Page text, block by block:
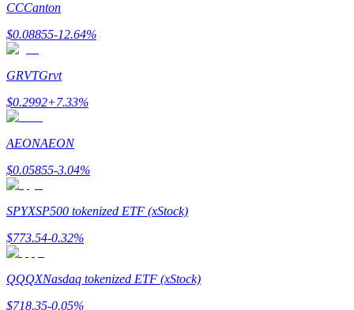
Mitra Bitrue
Afiliasi Bitrue
Hingga 65% Komisi!
CCCanton
$0.08855-12.64%
GRVTGrvt
$0.2992+7.33%
AEONAEON
$0.05855-3.04%
SPYXSP500 tokenized ETF (xStock)
$773.54-0.32%
QQQXNasdaq tokenized ETF (xStock)
$718.35-0.05%